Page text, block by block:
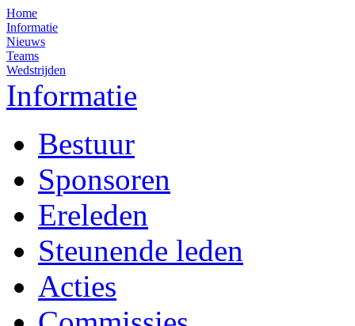
Home
Informatie
Nieuws
Teams
Wedstrijden
Informatie
Bestuur
Sponsoren
Ereleden
Steunende leden
Acties